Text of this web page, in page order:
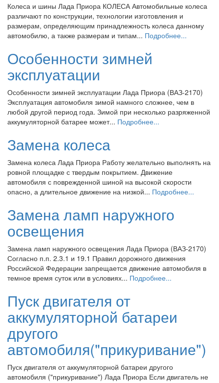
Колеса и шины Лада Приора КОЛЕСА Автомобильные колеса
различают по конструкции, технологии изготовления и
размерам, определяющим принадлежность колеса данному
автомобилю, а также размерам и типам... Подробнее...
Особенности зимней
эксплуатации
Особенности зимней эксплуатации Лада Приора (ВАЗ-2170)
Эксплуатация автомобиля зимой намного сложнее, чем в
любой другой период года. Зимой при несколько разряженной
аккумуляторной батарее может... Подробнее...
Замена колеса
Замена колеса Лада Приора Работу желательно выполнять на
ровной площадке с твердым покрытием. Движение
автомобиля с поврежденной шиной на высокой скорости
опасно, а длительное движение на низкой... Подробнее...
Замена ламп наружного
освещения
Замена ламп наружного освещения Лада Приора (ВАЗ-2170)
Согласно п.п. 2.3.1 и 19.1 Правил дорожного движения
Российской Федерации запрещается движение автомобиля в
темное время суток или в условиях... Подробнее...
Пуск двигателя от
аккумуляторной батареи
другого
автомобиля("прикуривание")
Пуск двигателя от аккумуляторной батареи другого
автомобиля ("прикуривание") Лада Приора Если двигатель не